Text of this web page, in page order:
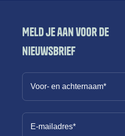
Meld je aan voor de
nieuwsbrief